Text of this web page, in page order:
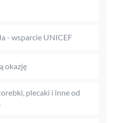
- wsparcie UNICEF
okazję
plecaki i inne od